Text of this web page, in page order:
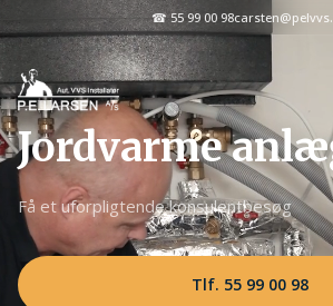
☎ 55 99 00 98
Jordvarme
Få et uforpligtende konsulentbesøg
Tlf. 55 99 00 98